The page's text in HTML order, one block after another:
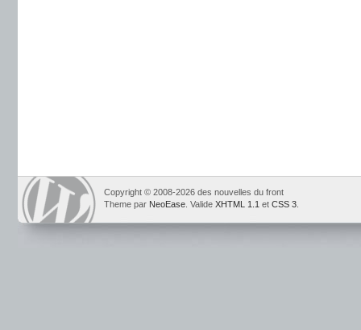
Copyright © 2008-2026 des nouvelles du front
Theme par NeoEase . Valide XHTML 1.1 et CSS 3